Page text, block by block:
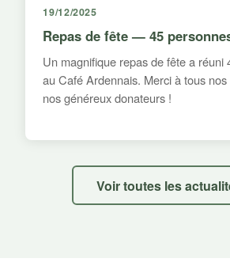
19/12/2025
Repas de fête — 45
Un magnifique repas de fête a réuni
au Café Ardennais. Merci à tous
nos généreux donateurs !
Voir toutes les